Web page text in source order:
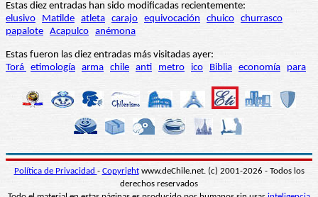
Estas diez entradas han sido modificadas recientemente:
elusivo
Matilde atleta carajo equivocación chuico churrasco
papalote Acapulco anémona
Estas fueron las diez entradas más visitadas ayer:
Torá etimología arma chile anti metro ico Biblia economía para
Política de Privacidad - Copyrightwww.deChile.net. (c) 2001-2026 - Todos los
derechos reservados